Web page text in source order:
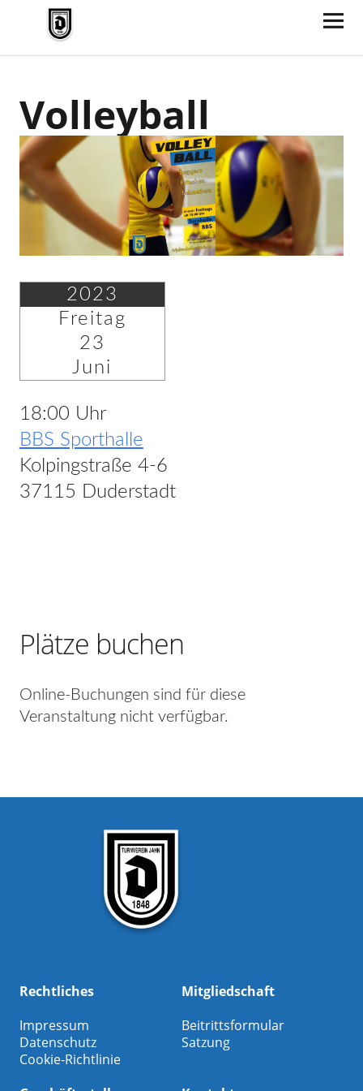
TV Jahn Duderstadt
Volleyball
2023
Freitag
23
Juni
18:00 Uhr
BBS Sporthalle
Kolpingstraße 4-6
37115 Duderstadt
Plätze buchen
Online-Buchungen sind für diese
Veranstaltung nicht verfügbar.
Rechtliches
Impressum
Datenschutz
Cookie-Richtlinie
Mitgliedschaft
Beitrittsformular
Satzung